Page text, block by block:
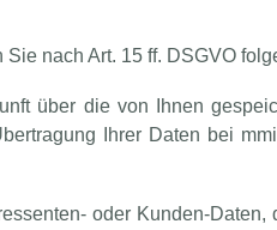
nach Art. 15 ff. DSGVO
über die von Ihnen
Ihrer Daten bei
oder Kunden-